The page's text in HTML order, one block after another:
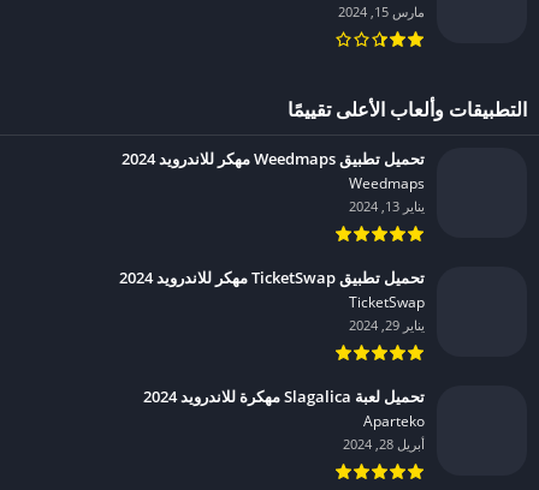
مارس 15, 2024
التطبيقات وألعاب الأعلى تقييمًا
تحميل تطبيق Weedmaps مهكر للاندرويد 2024
Weedmaps‏
يناير 13, 2024
تحميل تطبيق TicketSwap مهكر للاندرويد 2024
TicketSwap‏
يناير 29, 2024
تحميل لعبة Slagalica مهكرة للاندرويد 2024
Aparteko‏
أبريل 28, 2024